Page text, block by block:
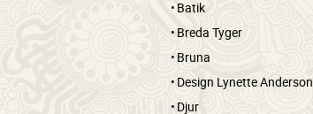
Batik
Breda Tyger
Bruna
Design Lynette Anderson
Djur